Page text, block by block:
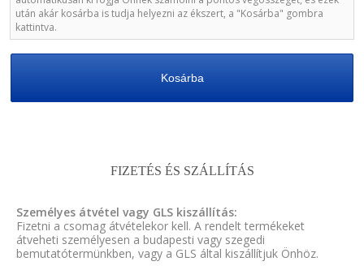
után akár kosárba is tudja helyezni az ékszert, a "Kosárba" gombra
kattintva.
Kosárba
FIZETÉS ÉS SZÁLLÍTÁS
Személyes átvétel vagy GLS kiszállítás:
Fizetni a csomag átvételekor kell. A rendelt termékeket
átveheti személyesen a budapesti vagy szegedi
bemutatótermünkben, vagy a GLS által kiszállítjuk Önhöz.